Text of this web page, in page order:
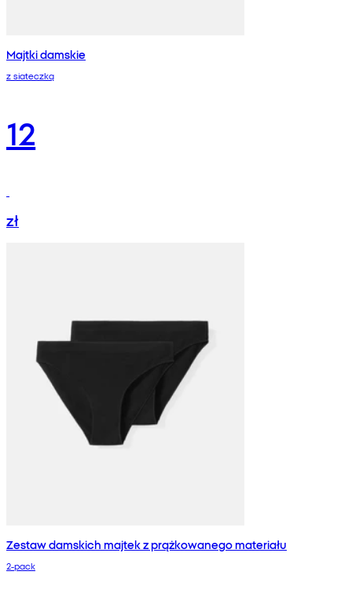
Majtki damskie
z siateczką
12
zł
Zestaw damskich majtek z prążkowanego materiału
2-pack